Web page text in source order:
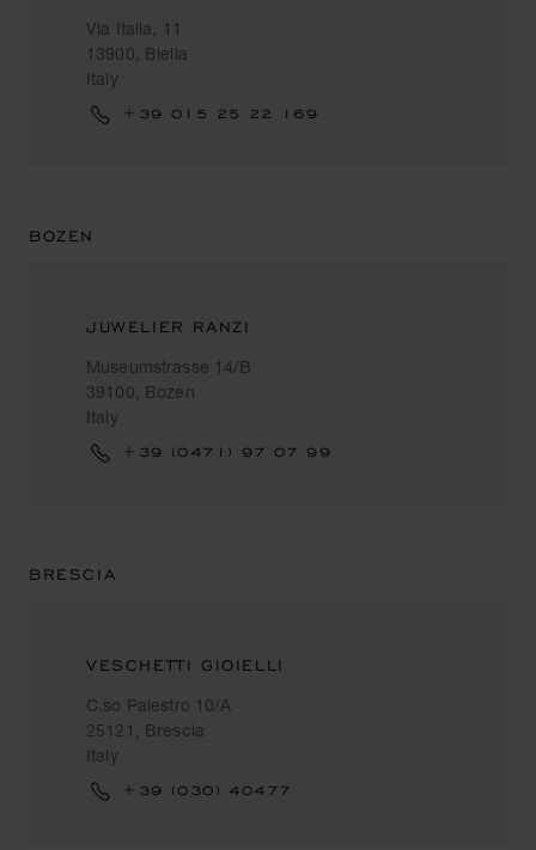
Via Italia, 11
13900, Biella
Italy
+39 015 25 22 169
BOZEN
JUWELIER RANZI
Museumstrasse 14/B
39100, Bozen
Italy
+39 (0471) 97 07 99
BRESCIA
VESCHETTI GIOIELLI
C.so Palestro 10/A
25121, Brescia
Italy
+39 (030) 40477